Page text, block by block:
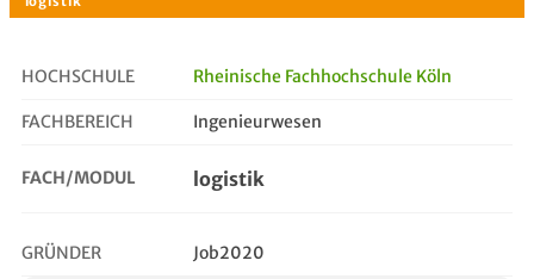
logistik
HOCHSCHULE Rheinische Fachhochschule Köln
FACHBEREICH Ingenieurwesen
FACH/MODUL logistik
GRÜNDER Job2020